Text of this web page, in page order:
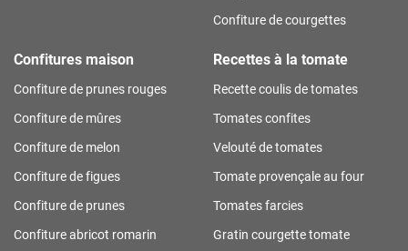
Confiture de courgettes
Confitures maison
Confiture de prunes rouges
Confiture de mûres
Confiture de melon
Confiture de figues
Confiture de prunes
Confiture abricot romarin
Recettes à la tomate
Recette coulis de tomates
Tomates confites
Velouté de tomates
Tomate provençale au four
Tomates farcies
Gratin courgette tomate